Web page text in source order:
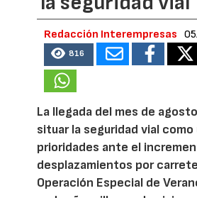
Redacción Interempresas
816
La llegada del mes de
situar la seguridad vial como
prioridades ante el
desplazamientos por
Operación Especial de